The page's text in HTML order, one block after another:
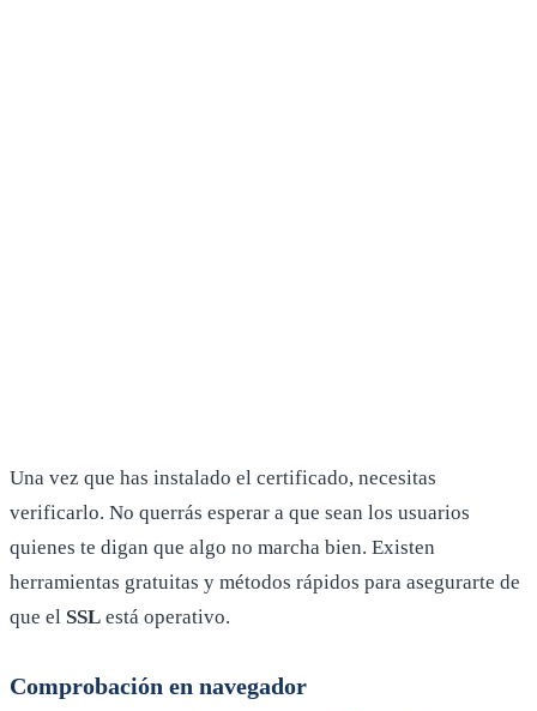
Una vez que has instalado el certificado, necesitas
verificarlo. No querrás esperar a que sean los usuarios
quienes te digan que algo no marcha bien. Existen
herramientas gratuitas y métodos rápidos para asegurarte de
que el SSL está operativo.
Comprobación en navegador